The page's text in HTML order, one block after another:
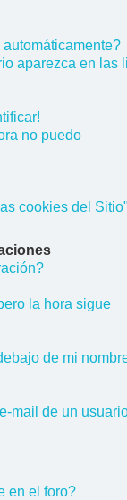
aparezca en las
no puedo
cookies del
la hora sigue
de mi
mail de un
en el foro?